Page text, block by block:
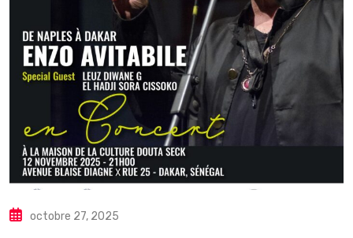
octobre 27, 2025